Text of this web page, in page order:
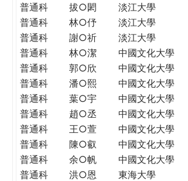
普通科
拔○閎 淡江大學
普通科
林○伃 淡江大學
普通科
謝○祈 淡江大學
普通科
林○潔 中國文化大學
普通科
郭○欣 中國文化大學
普通科
潘○熙 中國文化大學
普通科
葉○宇 中國文化大學
普通科
趙○丞 中國文化大學
普通科
王○萱 中國文化大學
普通科
陳○叡 中國文化大學
普通科
余○帆 中國文化大學
普通科
洪○恩 東海大學